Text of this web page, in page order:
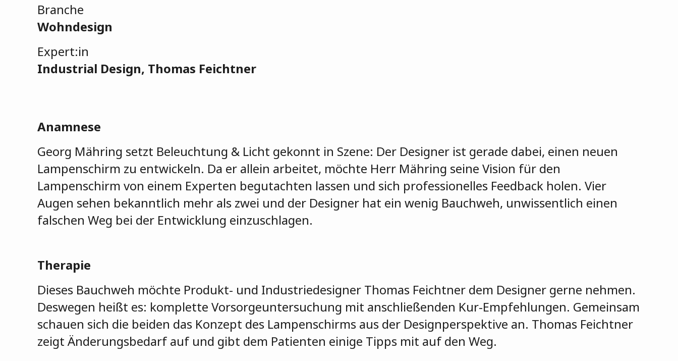
Branche
Wohndesign
Expert:in
Industrial Design, Thomas Feichtner
Anamnese
Georg Mähring setzt Beleuchtung & Licht gekonnt in Szene: Der Designer ist gerade dabei, einen neuen
Lampenschirm zu entwickeln. Da er allein arbeitet, möchte Herr Mähring seine Vision für den
Lampenschirm von einem Experten begutachten lassen und sich professionelles Feedback holen. Vier
Augen sehen bekanntlich mehr als zwei und der Designer hat ein wenig Bauchweh, unwissentlich einen
falschen Weg bei der Entwicklung einzuschlagen.
Therapie
Dieses Bauchweh möchte Produkt- und Industriedesigner Thomas Feichtner dem Designer gerne nehmen.
Deswegen heißt es: komplette Vorsorgeuntersuchung mit anschließenden Kur-Empfehlungen. Gemeinsam
schauen sich die beiden das Konzept des Lampenschirms aus der Designperspektive an. Thomas Feichtner
zeigt Änderungsbedarf auf und gibt dem Patienten einige Tipps mit auf den Weg.